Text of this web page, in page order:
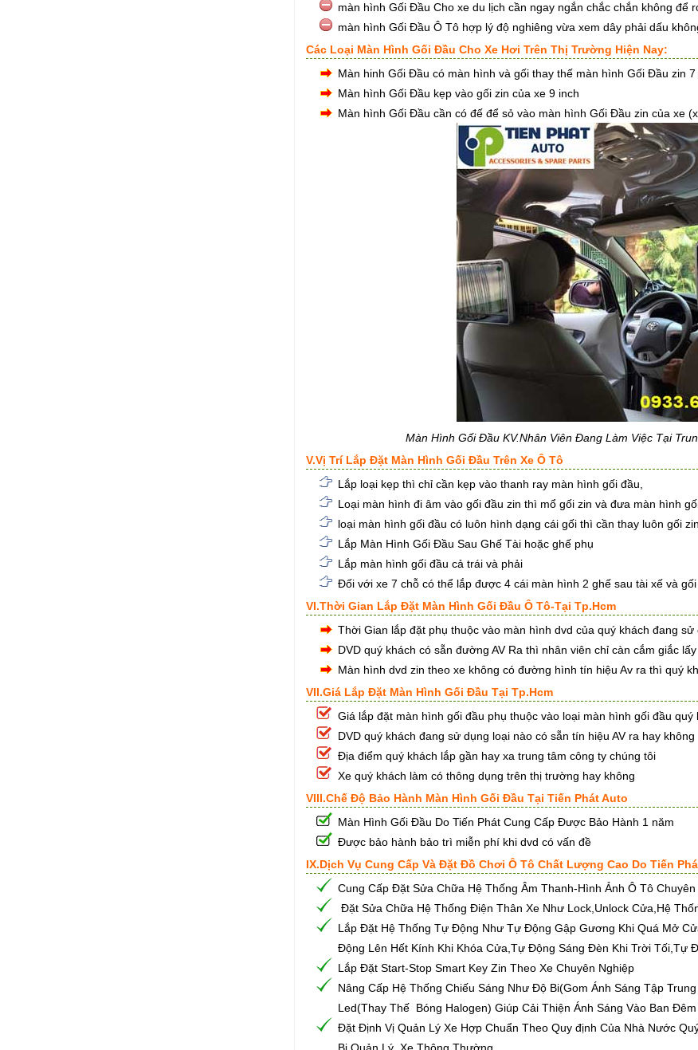
màn hình Gối Đầu Cho xe du lịch cần ngay ngắn chắc chắn không để
màn hình Gối Đầu Ô Tô hợp lý độ nghiêng vừa xem dây phải dấu
Các Loại Màn Hình Gối Đầu Cho Xe Hơi Trên Thị Trường Hiện Nay:
Màn hinh Gối Đầu có màn hình và gối thay thế màn hình Gối Đầu zin 7
Màn hình Gối Đầu kẹp vào gối zin của xe 9 inch
Màn hình Gối Đầu cần có đế để sỏ vào màn hình Gối Đầu zin của xe
Màn Hình Gối Đầu KV.Nhân Viên Đang Làm Việc Tại
V.Vị Trí Lắp Đặt Màn Hình Gối Đầu Trên Xe Ô Tô
Lắp loại kẹp thì chỉ cần kẹp vào thanh ray màn hình gối đầu,
Loại màn hình đi âm vào gối đầu zin thì mổ gối zin và đưa màn hình
loại màn hình gối đầu có luôn hình dạng cái gối thì cần thay luôn gối
Lắp Màn Hình Gối Đầu Sau Ghế Tài hoặc ghế phụ
Lắp màn hình gối đầu cả trái và phải
Đối với xe 7 chỗ có thể lắp được 4 cái màn hình 2 ghế sau tài xế và
VI.Thời Gian Lắp Đặt Màn Hình Gối Đầu Ô Tô-Tại Tp.Hcm
Thời Gian lắp đặt phụ thuộc vào màn hình dvd của quý khách đang sử
DVD quý khách có sẵn đường AV Ra thì nhân viên chỉ càn cắm giắc
Màn hình dvd zin theo xe không có đường hình tín hiệu Av ra thì quý
VII.Giá Lắp Đặt Màn Hình Gối Đầu Tại Tp.Hcm
Giá lắp đặt màn hình gối đầu phụ thuộc vào loại màn hình gối đầu quý
DVD quý khách đang sử dụng loại nào có sẵn tín hiệu AV ra hay không
Địa điểm quý khách lắp gần hay xa trung tâm công ty chúng tôi
Xe quý khách làm có thông dụng trên thị trường hay không
VIII.Chế Độ Bảo Hành Màn Hình Gối Đầu Tại Tiến Phát Auto
Màn Hình Gối Đầu Do Tiến Phát Cung Cấp Được Bảo Hành 1 năm
Được bảo hành bảo trì miễn phí khi dvd có vấn đề
IX.Dịch Vụ Cung Cấp Và Đặt Đồ Chơi Ô Tô Chất Lượng Cao Do Tiến
Cung Cấp Đặt Sửa Chữa Hệ Thống Âm Thanh-Hình Ảnh Ô Tô Chuyên
Đặt Sửa Chữa Hệ Thống Điện Thân Xe Như Lock,Unlock Cửa,Hệ
Lắp Đặt Hệ Thống Tự Động Như Tự Động Gập Gương Khi Quá Mở
Động Lên Hết Kính Khi Khóa Cửa,Tự Động Sáng Đèn Khi Trời Tối,Tự
Lắp Đặt Start-Stop Smart Key Zin Theo Xe Chuyên Nghiệp
Nâng Cấp Hệ Thống Chiếu Sáng Như Độ Bi(Gom Ánh Sáng Tập
Led(Thay Thế Bóng Halogen) Giúp Cải Thiện Ánh Sáng Vào Ban
Đặt Định Vị Quản Lý Xe Hợp Chuẩn Theo Quy định Của Nhà Nước